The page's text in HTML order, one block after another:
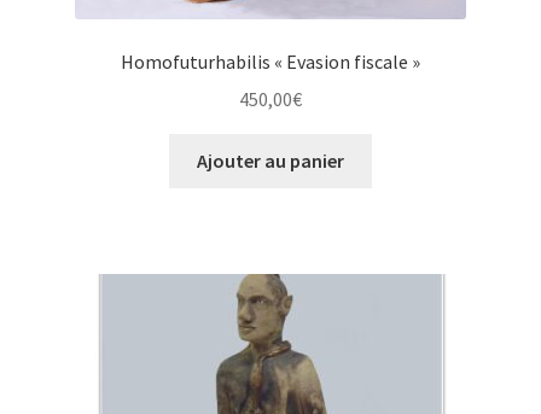
Homofuturhabilis « Evasion fiscale »
450,00€
Ajouter au panier